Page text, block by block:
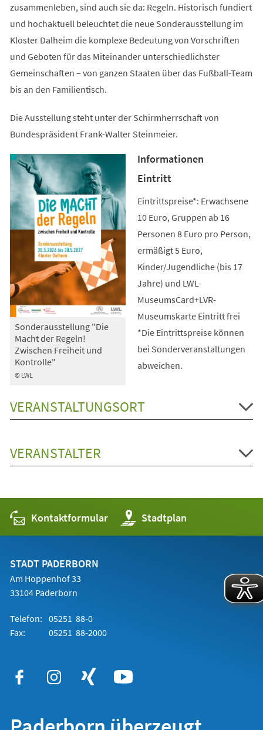
zusammenleben, sind auch sie da: Regeln. Historisch fundiert
und hochaktuell beleuchtet die neue Sonderausstellung im
Kloster Dalheim die komplexe Bedeutung von Vorschriften
und Geboten für das Miteinander unterschiedlichster
Gemeinschaften – von ganzen Staaten über das Fußball-Team
bis an den Familientisch.
Die Ausstellung steht unter der Schirmherrschaft von
Bundespräsident Frank-Walter Steinmeier.
© LWL
Sonderausstellung "Die
Macht der Regeln!
Zwischen Freiheit und
Kontrolle"
Informationen
Eintritt
Eintrittspreise*: Erwachsene
10 Euro, Gruppen ab 16
Personen 8 Euro pro Person,
ermäßigt 5 Euro,
Kinder/Jugendliche (bis 17
Jahre) und LWL-
MuseumsCard+LVR-
Museumskarte Eintritt frei
*Die Eintrittspreise können
bei Sonderveranstaltungen
abweichen.
VERANSTALTUNGSORT
VERANSTALTER
Kontaktformular Stadtplan
(Öffnet
in
einem
STADT PADERBORN
Am Hoppenhof 33
33104 Paderborn
Telefon: 05251 88-0
Fax:
05251 88-2000